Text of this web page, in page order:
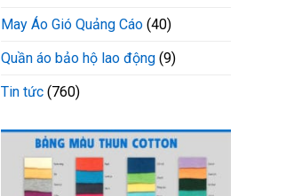
May Áo Gió Quảng Cáo (40)
Quần áo bảo hộ lao động (9)
Tin tức (760)